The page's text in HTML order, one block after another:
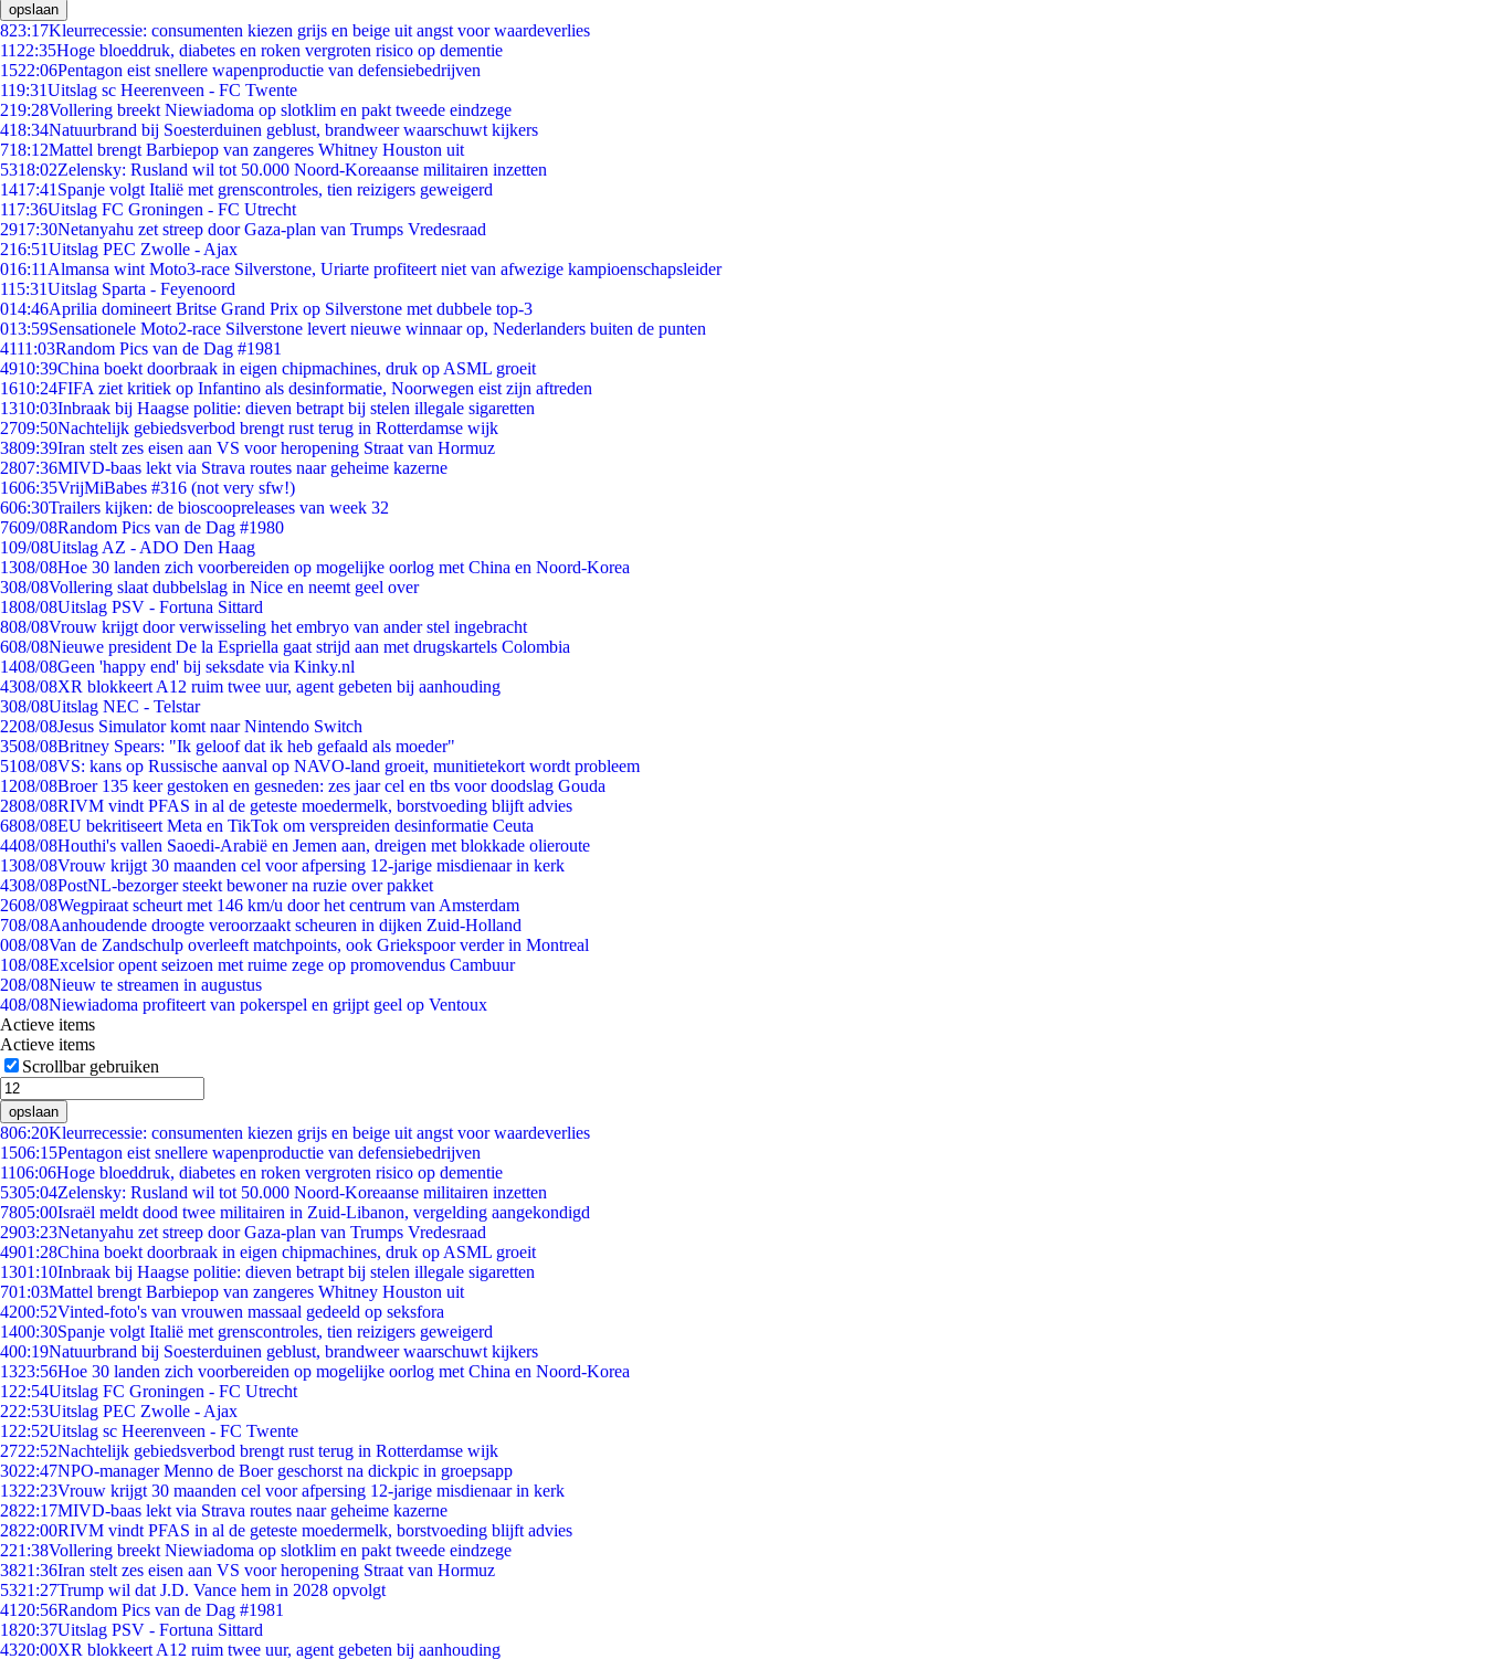
opslaan
823:17Kleurrecessie: consumenten kiezen grijs en beige uit angst voor waardeverlies
11 22:35Hoge bloeddruk, diabetes en roken vergroten risico op dementie
1522:06Pentagon eist snellere wapenproductie van defensiebedrijven
119:31Uitslag sc Heerenveen - FC Twente
219:28Vollering breekt Niewiadoma op slotklim en pakt tweede eindzege
418:34Natuurbrand bij Soesterduinen geblust, brandweer waarschuwt kijkers
718:12Mattel brengt Barbiepop van zangeres Whitney Houston uit
5318:02Zelensky: Rusland wil tot 50.000 Noord-Koreaanse militairen inzetten
1417:41 Spanje volgt Italië met grenscontroles, tien reizigers geweigerd
117:36Uitslag FC Groningen - FC Utrecht
2917:30Netanyahu zet streep door Gaza-plan van Trumps Vredesraad
216:51Uitslag PEC Zwolle - Ajax
016:11 Almansa wint Moto3-race Silverstone, Uriarte profiteert niet van afwezige kampioenschapsleider
115:31Uitslag Sparta - Feyenoord
014:46Aprilia domineert Britse Grand Prix op Silverstone met dubbele top-3
013:59Sensationele Moto2-race Silverstone levert nieuwe winnaar op, Nederlanders buiten de punten
4111:03Random Pics van de Dag #1981
4910:39China boekt doorbraak in eigen chipmachines, druk op ASML groeit
1610:24FIFA ziet kritiek op Infantino als desinformatie, Noorwegen eist zijn aftreden
1310:03Inbraak bij Haagse politie: dieven betrapt bij stelen illegale sigaretten
2709:50Nachtelijk gebiedsverbod brengt rust terug in Rotterdamse wijk
3809:39Iran stelt zes eisen aan VS voor heropening Straat van Hormuz
2807:36MIVD-baas lekt via Strava routes naar geheime kazerne
1606:35VrijMiBabes #316 (not very sfw!)
606:30Trailers kijken: de bioscoopreleases van week 32
7609/08Random Pics van de Dag #1980
109/08Uitslag AZ - ADO Den Haag
1308/08Hoe 30 landen zich voorbereiden op mogelijke oorlog met China en Noord-Korea
308/08Vollering slaat dubbelslag in Nice en neemt geel over
1808/08Uitslag PSV - Fortuna Sittard
808/08Vrouw krijgt door verwisseling het embryo van ander stel ingebracht
608/08Nieuwe president De la Espriella gaat strijd aan met drugskartels Colombia
1408/08Geen 'happy end' bij seksdate via Kinky.nl
4308/08XR blokkeert A12 ruim twee uur, agent gebeten bij aanhouding
308/08Uitslag NEC - Telstar
2208/08Jesus Simulator komt naar Nintendo Switch
3508/08Britney Spears: "Ik geloof dat ik heb gefaald als moeder"
5108/08VS: kans op Russische aanval op NAVO-land groeit, munitietekort wordt probleem
1208/08Broer 135 keer gestoken en gesneden: zes jaar cel en tbs voor doodslag Gouda
2808/08RIVM vindt PFAS in al de geteste moedermelk, borstvoeding blijft advies
6808/08EU bekritiseert Meta en TikTok om verspreiden desinformatie Ceuta
4408/08Houthi's vallen Saoedi-Arabië en Jemen aan, dreigen met blokkade olieroute
1308/08Vrouw krijgt 30 maanden cel voor afpersing 12-jarige misdienaar in kerk
4308/08PostNL-bezorger steekt bewoner na ruzie over pakket
2608/08Wegpiraat scheurt met 146 km/u door het centrum van Amsterdam
708/08Aanhoudende droogte veroorzaakt scheuren in dijken Zuid-Holland
008/08Van de Zandschulp overleeft matchpoints, ook Griekspoor verder in Montreal
108/08Excelsior opent seizoen met ruime zege op promovendus Cambuur
208/08Nieuw te streamen in augustus
408/08Niewiadoma profiteert van pokerspel en grijpt geel op Ventoux
Actieve items
Actieve items
Scrollbar gebruiken
opslaan
806:20Kleurrecessie: consumenten kiezen grijs en beige uit angst voor waardeverlies
1506:15Pentagon eist snellere wapenproductie van defensiebedrijven
1106:06Hoge bloeddruk, diabetes en roken vergroten risico op dementie
5305:04Zelensky: Rusland wil tot 50.000 Noord-Koreaanse militairen inzetten
7805:00Israël meldt dood twee militairen in Zuid-Libanon, vergelding aangekondigd
2903:23Netanyahu zet streep door Gaza-plan van Trumps Vredesraad
4901:28China boekt doorbraak in eigen chipmachines, druk op ASML groeit
1301:10Inbraak bij Haagse politie: dieven betrapt bij stelen illegale sigaretten
701:03Mattel brengt Barbiepop van zangeres Whitney Houston uit
4200:52Vinted-foto's van vrouwen massaal gedeeld op seksfora
1400:30Spanje volgt Italië met grenscontroles, tien reizigers geweigerd
400:19Natuurbrand bij Soesterduinen geblust, brandweer waarschuwt kijkers
1323:56Hoe 30 landen zich voorbereiden op mogelijke oorlog met China en Noord-Korea
1 22:54Uitslag FC Groningen - FC Utrecht
222:53Uitslag PEC Zwolle - Ajax
1 22:52Uitslag sc Heerenveen - FC Twente
2722:52Nachtelijk gebiedsverbod brengt rust terug in Rotterdamse wijk
3022:47NPO-manager Menno de Boer geschorst na dickpic in groepsapp
1322:23Vrouw krijgt 30 maanden cel voor afpersing 12-jarige misdienaar in kerk
2822:17MIVD-baas lekt via Strava routes naar geheime kazerne
2822:00RIVM vindt PFAS in al de geteste moedermelk, borstvoeding blijft advies
221:38Vollering breekt Niewiadoma op slotklim en pakt tweede eindzege
3821:36Iran stelt zes eisen aan VS voor heropening Straat van Hormuz
5321:27Trump wil dat J.D. Vance hem in 2028 opvolgt
41 20:56Random Pics van de Dag #1981
1820:37Uitslag PSV - Fortuna Sittard
4320:00XR blokkeert A12 ruim twee uur, agent gebeten bij aanhouding